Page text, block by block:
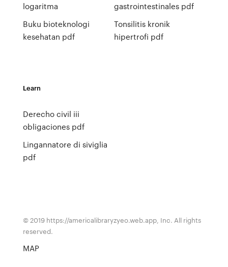
logaritma
Buku bioteknologi
kesehatan pdf
gastrointestinales pdf
Tonsilitis kronik
hipertrofi pdf
Learn
Derecho civil iii
obligaciones pdf
Lingannatore di siviglia
pdf
© 2019 https://americalibraryzyeo.web.app, Inc. All rights
reserved.
MAP